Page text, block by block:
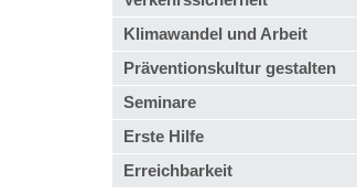
Klimawandel und Arbeit
Präventionskultur gestalten
Seminare
Erste Hilfe
Erreichbarkeit